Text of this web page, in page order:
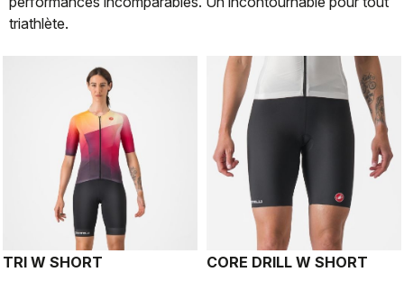
triathlète.
TRI W SHORT
CORE DRILL W SHORT